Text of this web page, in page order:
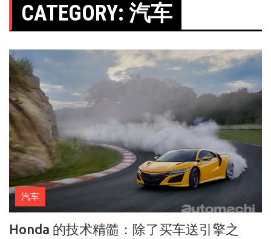
CATEGORY: 汽车
汽车
Honda 的技术精髓：除了买车送引擎之